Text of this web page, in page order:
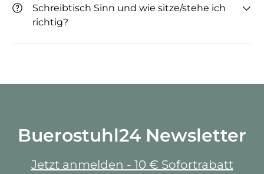
Schreibtisch Sinn und wie sitze/stehe ich
richtig?
Buerostuhl24 Newsletter
Jetzt anmelden - 10 € Sofortrabatt